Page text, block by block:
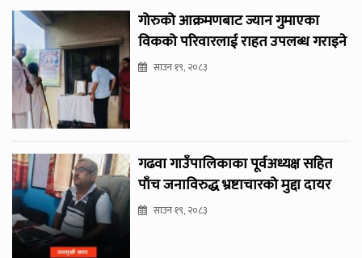
गोरुको आक्रमणबाट ज्यान गुमाएका
विकको परिवारलाई राहत उपलब्ध गराइने
साउन १९, २०८३
गढवा गाउँपालिकाका पूर्वअध्यक्ष सहित
पाँच जनाविरुद्ध भ्रष्टाचारको मुद्दा दायर
साउन १९, २०८३